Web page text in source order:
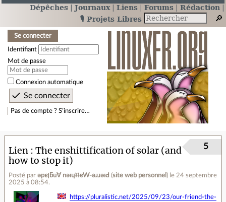
Dépêches Journaux Liens Forums
Rédaction
🎙️ Projets Libres
Se connecter
Identifiant
Mot de passe
Connexion automatique
Pas de compte ? S’inscrire…
Lien
The enshittification of solar (and
how to stop it)
Posté par ǝpɐןƃu∀ nǝıɥʇʇɐW-ǝɹɹǝıԀ (site web personnel ) le 24 septembre
2025 à 08:54.
5
https://pluralistic.net/2025/09/23/our-friend-the-